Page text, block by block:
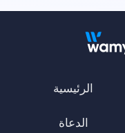
الرئيسية
الدعاة